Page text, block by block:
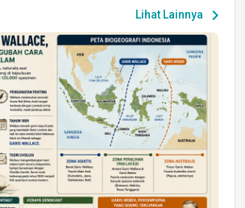
Peluang Kerja dan Magang
Jumat, 17 Jul 2026 22:30
DAERAH
Astra Motor Kalimantan Timur 2 Dukung
Mahasiswa Samarinda dalam Astra
Honda SDGs Future Leaders 2026
Jumat, 10 Jul 2026 19:01
Lihat Lainnya chevron_right